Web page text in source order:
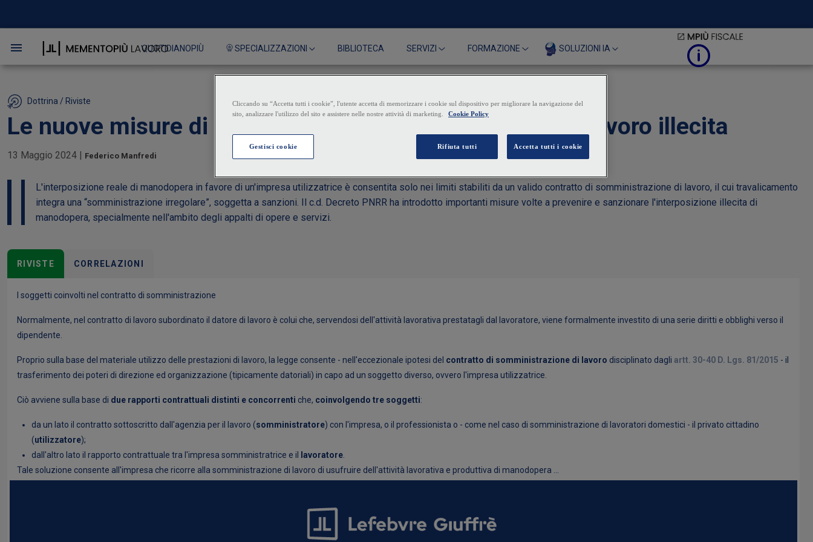
QUOTIDIANOPIÙ SPECIALIZZAZIONI BIBLIOTECA SERVIZI FORMAZIONE SOLUZIONI IA
Dottrina / Riviste
Le nuove misure di contrasto alla somministrazione di lavoro illecita
13 Maggio 2024 | Federico Manfredi
L'interposizione reale di manodopera in favore di un'impresa utilizzatrice è consentita solo nei limiti stabiliti da un valido contratto di somministrazione di lavoro, il cui travalicamento
integra una “somministrazione irregolare”, soggetta a sanzioni. Il c.d. Decreto PNRR ha introdotto importanti misure volte a prevenire e sanzionare l'interposizione illecita di
manodopera, specialmente nell'ambito degli appalti di opere e servizi.
RIVISTE CORRELAZIONI
I soggetti coinvolti nel contratto di somministrazione
Normalmente, nel contratto di lavoro subordinato il datore di lavoro è colui che, servendosi dell'attività lavorativa prestatagli dal lavoratore, viene formalmente investito di una serie diritti e obblighi verso il
dipendente.
Proprio sulla base del materiale utilizzo delle prestazioni di lavoro, la legge consente - nell'eccezionale ipotesi del contratto di somministrazione di lavoro disciplinato dagli artt. 30-40 D. Lgs. 81/2015 - il
trasferimento dei poteri di direzione ed organizzazione (tipicamente datoriali) in capo ad un soggetto diverso, ovvero l'impresa utilizzatrice.
Ciò avviene sulla base di due rapporti contrattuali distinti e concorrenti che, coinvolgendo tre soggetti:
da un lato il contratto sottoscritto dall'agenzia per il lavoro (somministratore) con l'impresa, o il professionista o - come nel caso di somministrazione di lavoratori domestici - il privato cittadino
(utilizzatore);
dall'altro lato il rapporto contrattuale tra l'impresa somministratrice e il
lavoratore
Tale soluzione consente all'impresa che ricorre alla somministrazione di lavoro di usufruire dell'attività lavorativa e produttiva di manodopera ...